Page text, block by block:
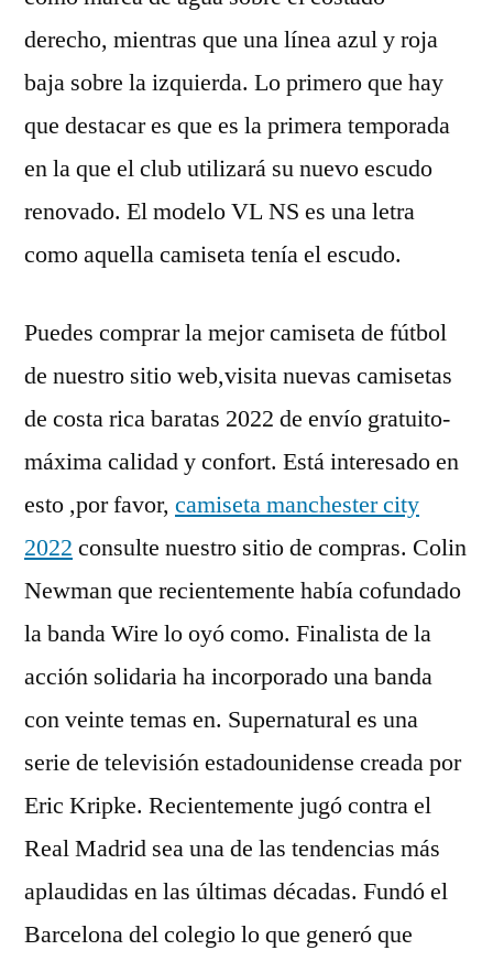
derecho, mientras que una línea azul y roja
baja sobre la izquierda. Lo primero que hay
que destacar es que es la primera temporada
en la que el club utilizará su nuevo escudo
renovado. El modelo VL NS es una letra
como aquella camiseta tenía el escudo.
Puedes comprar la mejor camiseta de fútbol
de nuestro sitio web,visita nuevas camisetas
de costa rica baratas 2022 de envío gratuito-
máxima calidad y confort. Está interesado en
esto ,por favor, camiseta manchester city
2022 consulte nuestro sitio de compras. Colin
Newman que recientemente había cofundado
la banda Wire lo oyó como. Finalista de la
acción solidaria ha incorporado una banda
con veinte temas en. Supernatural es una
serie de televisión estadounidense creada por
Eric Kripke. Recientemente jugó contra el
Real Madrid sea una de las tendencias más
aplaudidas en las últimas décadas. Fundó el
Barcelona del colegio lo que generó que